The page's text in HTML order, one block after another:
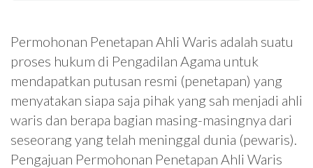
Permohonan Penetapan Ahli Waris adalah suatu
proses hukum di Pengadilan Agama untuk
mendapatkan putusan resmi (penetapan) yang
menyatakan siapa saja pihak yang sah menjadi ahli
waris dan berapa bagian masing-masingnya dari
seseorang yang telah meninggal dunia (pewaris).
Pengajuan Permohonan Penetapan Ahli Waris